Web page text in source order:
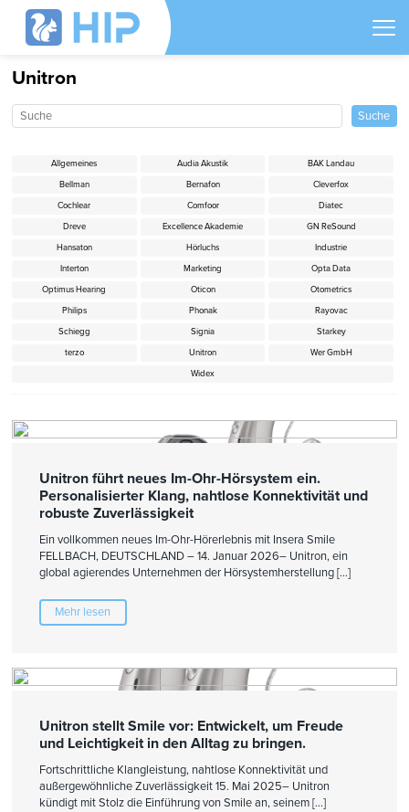
Unitron
Unitron führt neues Im-Ohr-Hörsystem ein.
Personalisierter Klang, nahtlose Konnektivität und
robuste Zuverlässigkeit
Ein vollkommen neues Im-Ohr-Hörerlebnis mit Insera Smile
FELLBACH, DEUTSCHLAND – 14. Januar 2026– Unitron, ein
global agierendes Unternehmen der Hörsystemherstellung […]
Mehr lesen
Unitron stellt Smile vor: Entwickelt, um Freude
und Leichtigkeit in den Alltag zu bringen.
Fortschrittliche Klangleistung, nahtlose Konnektivität und
außergewöhnliche Zuverlässigkeit 15. Mai 2025– Unitron
kündigt mit Stolz die Einführung von Smile an, seinem […]
Allgemeines Audia Akustik
BAK Landau
Bellman
Bernafon
Cleverfox
Cochlear
Comfoor
Diatec
Dreve
Excellence Akademie
GN ReSound
Hansaton
Hörluchs
Industrie
Interton
Marketing
Opta Data
Optimus Hearing
Oticon
Otometrics
Philips
Phonak
Rayovac
Schiegg
Signia
Starkey
terzo
Unitron
Wer GmbH
Widex